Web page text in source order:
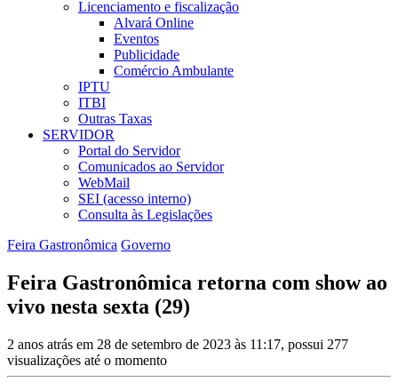
Licenciamento e fiscalização
Alvará Online
Eventos
Publicidade
Comércio Ambulante
IPTU
ITBI
Outras Taxas
SERVIDOR
Portal do Servidor
Comunicados ao Servidor
WebMail
SEI (acesso interno)
Consulta às Legislações
Feira Gastronômica Governo
Feira Gastronômica retorna com show ao
vivo nesta sexta (29)
2 anos atrás em 28 de setembro de 2023 às 11:17, possui 277
visualizações até o momento